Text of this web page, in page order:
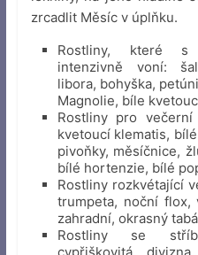
zrcadlit Měsíc v úplňku.
Rostliny, které s
intenzivně voní:
libora, bohyška,
Magnolie, bíle
Rostliny pro
kvetoucí klematis,
pivoňky, měsíčnice,
bílé hortenzie, bílé
Rostliny rozkvétající
trumpeta, noční flox,
zahradní, okrasný
Rostliny se